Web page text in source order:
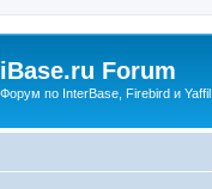
iBase.ru Forum
Форум по InterBase, Firebird и Yaffil